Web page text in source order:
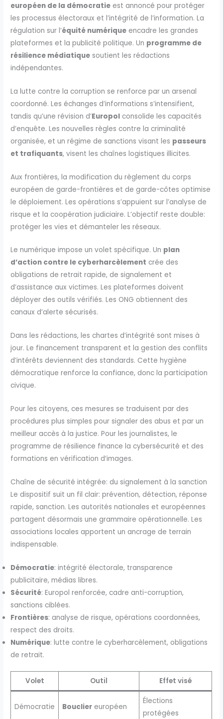
européen de la démocratie est annoncé pour protéger
les processus électoraux et l’intégrité de l’information. La
régulation sur l’équité numérique encadre les grandes
plateformes et la publicité politique. Un programme de
résilience médiatique soutient les rédactions
indépendantes.
La lutte contre la corruption se renforce par un arsenal
coordonné. Les échanges d’informations s’intensifient,
tandis qu’une révision d’Europol consolide les capacités
d’enquête. Les nouvelles règles contre la criminalité
organisée, et un régime de sanctions visant les passeurs
et trafiquants, visent les chaînes logistiques illicites.
Aux frontières, la modification du règlement du corps
européen de garde-frontières et de garde-côtes optimise
le déploiement. Les opérations s’appuient sur l’analyse de
risque et la coopération judiciaire. L’objectif reste double:
protéger les vies et démanteler les réseaux.
Le numérique impose un volet spécifique. Un plan
d’action contre le cyberharcèlement crée des
obligations de retrait rapide, de signalement et
d’assistance aux victimes. Les plateformes doivent
déployer des outils vérifiés. Les ONG obtiennent des
canaux d’alerte sécurisés.
Dans les rédactions, les chartes d’intégrité sont mises à
jour. Le financement transparent et la gestion des conflits
d’intérêts deviennent des standards. Cette hygiène
démocratique renforce la confiance, donc la participation
civique.
Pour les citoyens, ces mesures se traduisent par des
procédures plus simples pour signaler des abus et par un
meilleur accès à la justice. Pour les journalistes, le
programme de résilience finance la cybersécurité et des
formations en vérification d’images.
Chaîne de sécurité intégrée: du signalement à la sanction
Le dispositif suit un fil clair: prévention, détection, réponse
rapide, sanction. Les autorités nationales et européennes
partagent désormais une grammaire opérationnelle. Les
associations locales apportent un ancrage de terrain
indispensable.
Démocratie: intégrité électorale, transparence
publicitaire, médias libres.
Sécurité: Europol renforcée, cadre anti-corruption,
sanctions ciblées.
Frontières: analyse de risque, opérations coordonnées,
respect des droits.
Numérique: lutte contre le cyberharcèlement, obligations
de retrait.
Volet Outil Effet visé
Démocratie Boucliereuropéen
Élections
protégées